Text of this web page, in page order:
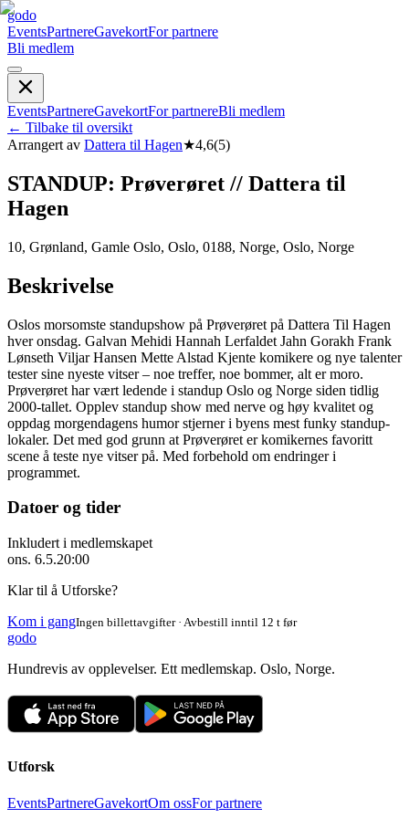
godo
EventsPartnereGavekortFor partnere
Bli medlem
EventsPartnereGavekortFor partnereBli medlem
← Tilbake til oversikt
Arrangert av Dattera til Hagen★4,6(5)
STANDUP: Prøverøret // Dattera til
Hagen
10, Grønland, Gamle Oslo, Oslo, 0188, Norge, Oslo, Norge
Beskrivelse
Oslos morsomste standupshow på Prøverøret på Dattera Til Hagen
hver onsdag. Galvan Mehidi Hannah Lerfaldet Jahn Gorakh Frank
Lønseth Viljar Hansen Mette Alstad Kjente komikere og nye talenter
tester sine nyeste vitser – noe treffer, noe bommer, alt er moro.
Prøverøret har vært ledende i standup Oslo og Norge siden tidlig
2000-tallet. Opplev standup show med nerve og høy kvalitet og
oppdag morgendagens humor stjerner i byens mest funky standup-
lokaler. Det med god grunn at Prøverøret er komikernes favoritt
scene å teste nye vitser på. Med forbehold om endringer i
programmet.
Datoer og tider
Inkludert i medlemskapet
ons. 6.5.20:00
Klar til å Utforske?
Kom i gangIngen billettavgifter · Avbestill inntil 12 t før
godo
Hundrevis av opplevelser. Ett medlemskap. Oslo, Norge.
Utforsk
EventsPartnereGavekortOm ossFor partnere